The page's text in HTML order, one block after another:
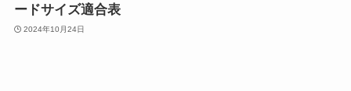
ードサイズ適合表
2024年10月24日